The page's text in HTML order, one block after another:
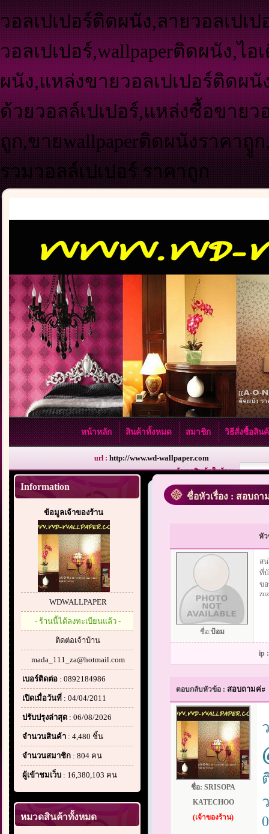
วอลเปเปอร์ติดผนัง,ลายวอลเปเ
วอลเปเปอร์,wallpaperติดผนัง,ไ
ผนัง,แหล่งขายวอลเปเปอร์ติดผ
ด้วยวอลล์เปเปอร์,แหล่งซื้อขายว
ถูก,ขายwallpaperติดผนังราคาถูู
รวมวอลล์เปเปอร์ ราคาถูก
หน้าหลัก สินค้าทั้งหมด สมาชิก วิธีสั่งซื้อสิน
url : http://www.wd-wallpaper.com
ค้นหาสินค้าในร้าน :
Information
ข้อมูลเจ้าของร้าน
WDWALLPAPER
- ร้านนี้ได้ลงทะเบียนแล้ว -
ติดต่อเจ้าบ้าน
mada_111_za@hotmail.com
เบอร์ติดต่อ : 0892184986
เปิดเมื่อวันที่ : 04/04/2011
ปรับปรุงล่าสุด : 06/08/2026
จำนวนสินค้า : 4,480 ชิ้น
จำนวนสมาชิก : 804 คน
ผู้เข้าชมเว็บ : 16,380,103 คน
หมวดสินค้าทั้งหมด
ชื่อหัวเรื่อง : สอบถา
หั
ชื่อ:ป้อม
ส
ที่
ข
ip
ตอบกลับหัวข้อ : สอบถามค่ะ
ชื่อ: SRISOPA
KATECHOO
(เจ้าของร้าน)